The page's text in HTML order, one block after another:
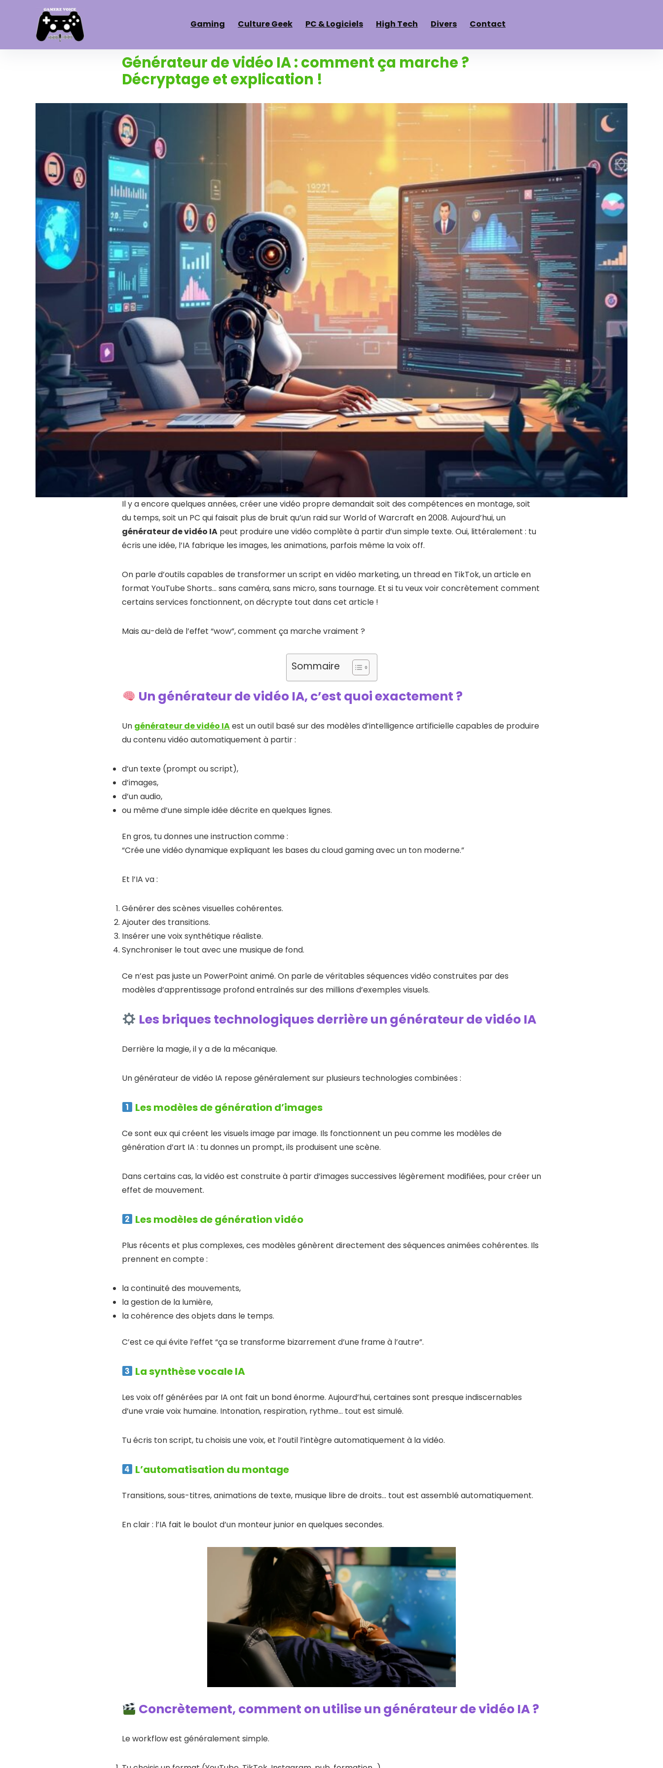
Gaming Culture Geek PC & Logiciels High Tech Divers Contact
Générateur de vidéo IA : comment ça marche ?
Décryptage et explication !
Il y a encore quelques années, créer une vidéo propre demandait soit des compétences en montage, soit
du temps, soit un PC qui faisait plus de bruit qu’un raid sur World of Warcraft en 2008. Aujourd’hui, un
générateur de vidéo IA peut produire une vidéo complète à partir d’un simple texte. Oui, littéralement : tu
écris une idée, l’IA fabrique les images, les animations, parfois même la voix off.
On parle d’outils capables de transformer un script en vidéo marketing, un thread en TikTok, un article en
format YouTube Shorts… sans caméra, sans micro, sans tournage. Et si tu veux voir concrètement comment
certains services fonctionnent, on décrypte tout dans cet article !
Mais au-delà de l’effet “wow”, comment ça marche vraiment ?
Sommaire
Un générateur de vidéo IA, c’est quoi exactement ?
Un générateur de vidéo IAest un outil basé sur des modèles d’intelligence artificielle capables de produire
du contenu vidéo automatiquement à partir :
d’un texte (prompt ou script),
d’images,
d’un audio,
ou même d’une simple idée décrite en quelques lignes.
En gros, tu donnes une instruction comme :
“Crée une vidéo dynamique expliquant les bases du cloud gaming avec un ton moderne.”
Et l’IA va :
Générer des scènes visuelles cohérentes.
Ajouter des transitions.
Insérer une voix synthétique réaliste.
Synchroniser le tout avec une musique de fond.
Ce n’est pas juste un PowerPoint animé. On parle de véritables séquences vidéo construites par des
modèles d’apprentissage profond entraînés sur des millions d’exemples visuels.
Les briques technologiques derrière un générateur de vidéo IA
Derrière la magie, il y a de la mécanique.
Un générateur de vidéo IA repose généralement sur plusieurs technologies combinées :
Les modèles de génération d’images
Ce sont eux qui créent les visuels image par image. Ils fonctionnent un peu comme les modèles de
génération d’art IA : tu donnes un prompt, ils produisent une scène.
Dans certains cas, la vidéo est construite à partir d’images successives légèrement modifiées, pour créer un
effet de mouvement.
Les modèles de génération vidéo
Plus récents et plus complexes, ces modèles génèrent directement des séquences animées cohérentes. Ils
prennent en compte :
la continuité des mouvements,
la gestion de la lumière,
la cohérence des objets dans le temps.
C’est ce qui évite l’effet “ça se transforme bizarrement d’une frame à l’autre”.
La synthèse vocale IA
Les voix off générées par IA ont fait un bond énorme. Aujourd’hui, certaines sont presque indiscernables
d’une vraie voix humaine. Intonation, respiration, rythme… tout est simulé.
Tu écris ton script, tu choisis une voix, et l’outil l’intègre automatiquement à la vidéo.
L’automatisation du montage
Transitions, sous-titres, animations de texte, musique libre de droits… tout est assemblé automatiquement.
En clair : l’IA fait le boulot d’un monteur junior en quelques secondes.
Concrètement, comment on utilise un générateur de vidéo IA ?
Le workflow est généralement simple.